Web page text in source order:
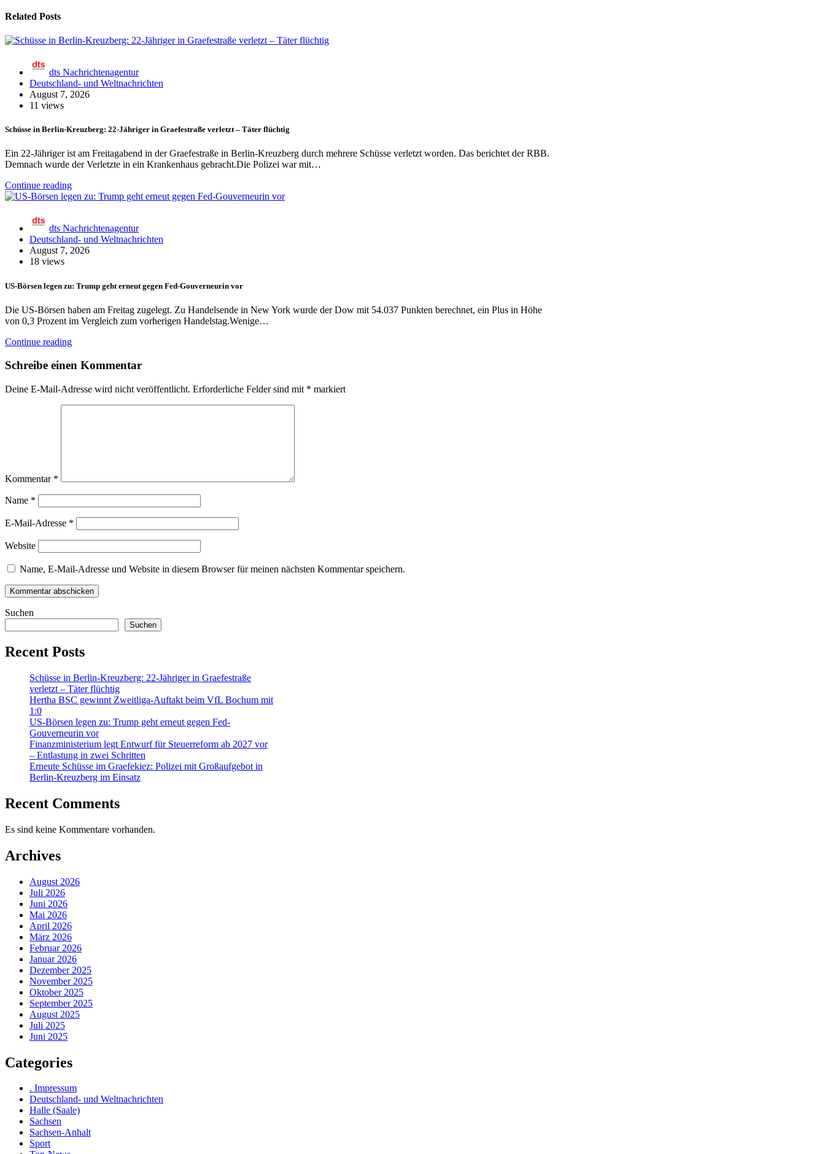
Related Posts
dts Nachrichtenagentur
Deutschland- und Weltnachrichten
August 7, 2026
11 views
Schüsse in Berlin-Kreuzberg: 22-Jähriger in Graefestraße verletzt – Täter flüchtig
Ein 22-Jähriger ist am Freitagabend in der Graefestraße in Berlin-Kreuzberg durch mehrere Schüsse verletzt worden. Das berichtet der RBB.
Demnach wurde der Verletzte in ein Krankenhaus gebracht.Die Polizei war mit…
Continue reading
dts Nachrichtenagentur
Deutschland- und Weltnachrichten
August 7, 2026
18 views
US-Börsen legen zu: Trump geht erneut gegen Fed-Gouverneurin vor
Die US-Börsen haben am Freitag zugelegt. Zu Handelsende in New York wurde der Dow mit 54.037 Punkten berechnet, ein Plus in Höhe
von 0,3 Prozent im Vergleich zum vorherigen Handelstag.Wenige…
Continue reading
Schreibe einen Kommentar
Deine E-Mail-Adresse wird nicht veröffentlicht. Erforderliche Felder sind mit * markiert
Kommentar *
Name *
E-Mail-Adresse *
Website
Name, E-Mail-Adresse und Website in diesem Browser für meinen nächsten Kommentar speichern.
Suchen
Suchen
Recent Posts
Schüsse in Berlin-Kreuzberg: 22-Jähriger in Graefestraße
verletzt – Täter flüchtig
Hertha BSC gewinnt Zweitliga-Auftakt beim VfL Bochum mit
1:0
US-Börsen legen zu: Trump geht erneut gegen Fed-
Gouverneurin vor
Finanzministerium legt Entwurf für Steuerreform ab 2027 vor
– Entlastung in zwei Schritten
Erneute Schüsse im Graefekiez: Polizei mit Großaufgebot in
Berlin-Kreuzberg im Einsatz
Recent Comments
Es sind keine Kommentare vorhanden.
Archives
August 2026
Juli 2026
Juni 2026
Mai 2026
April 2026
März 2026
Februar 2026
Januar 2026
Dezember 2025
November 2025
Oktober 2025
September 2025
August 2025
Juli 2025
Juni 2025
Categories
. Impressum
Deutschland- und Weltnachrichten
Halle (Saale)
Sachsen
Sachsen-Anhalt
Sport